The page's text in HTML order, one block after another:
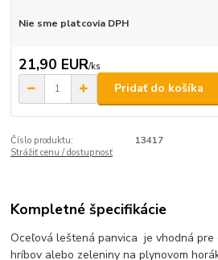
Nie sme platcovia DPH
21,90 EUR/ks
Pridať do košíka
Číslo produktu:
13417
Strážiť cenu / dostupnosť
Kompletné špecifikácie
Oceľová leštená panvica je vhodná pre
hríbov alebo zeleniny na plynovom